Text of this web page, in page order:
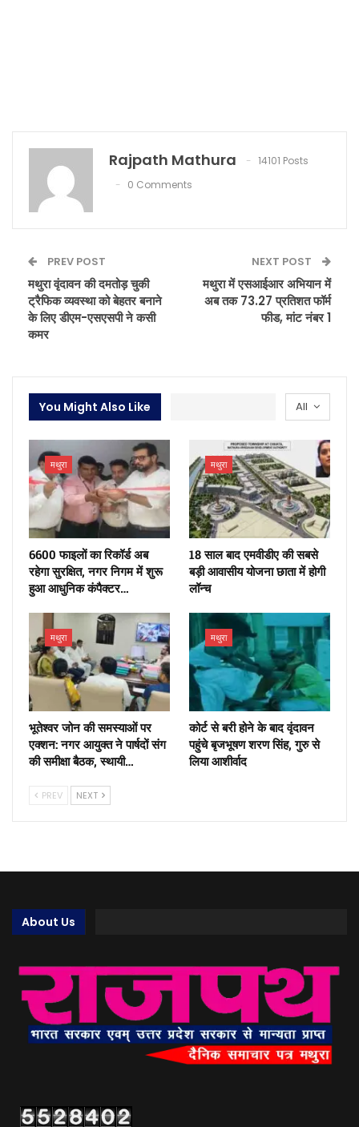
Rajpath Mathura
14101 Posts
0 Comments
PREV POST
मथुरा वृंदावन की दमतोड़ चुकी
ट्रैफिक व्यवस्था को बेहतर बनाने
के लिए डीएम-एसएसपी ने कसी
कमर
NEXT POST
मथुरा में एसआईआर अभियान में
अब तक 73.27 प्रतिशत फॉर्म
फीड, मांट नंबर 1
All
You Might Also Like
मथुरा
6600 फाइलों का रिकॉर्ड अब
रहेगा सुरक्षित, नगर निगम में शुरू
हुआ आधुनिक कंपैक्टर…
मथुरा
18 साल बाद एमवीडीए की सबसे
बड़ी आवासीय योजना छाता में होगी
लॉन्च
मथुरा
भूतेश्वर जोन की समस्याओं पर
एक्शन: नगर आयुक्त ने पार्षदों संग
की समीक्षा बैठक, स्थायी…
मथुरा
कोर्ट से बरी होने के बाद वृंदावन
पहुंचे बृजभूषण शरण सिंह, गुरु से
लिया आशीर्वाद
PREV NEXT
About Us